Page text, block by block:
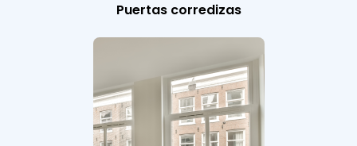
Puertas corredizas